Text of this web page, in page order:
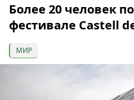
Более 20 человек
фестивале Castell
МИР